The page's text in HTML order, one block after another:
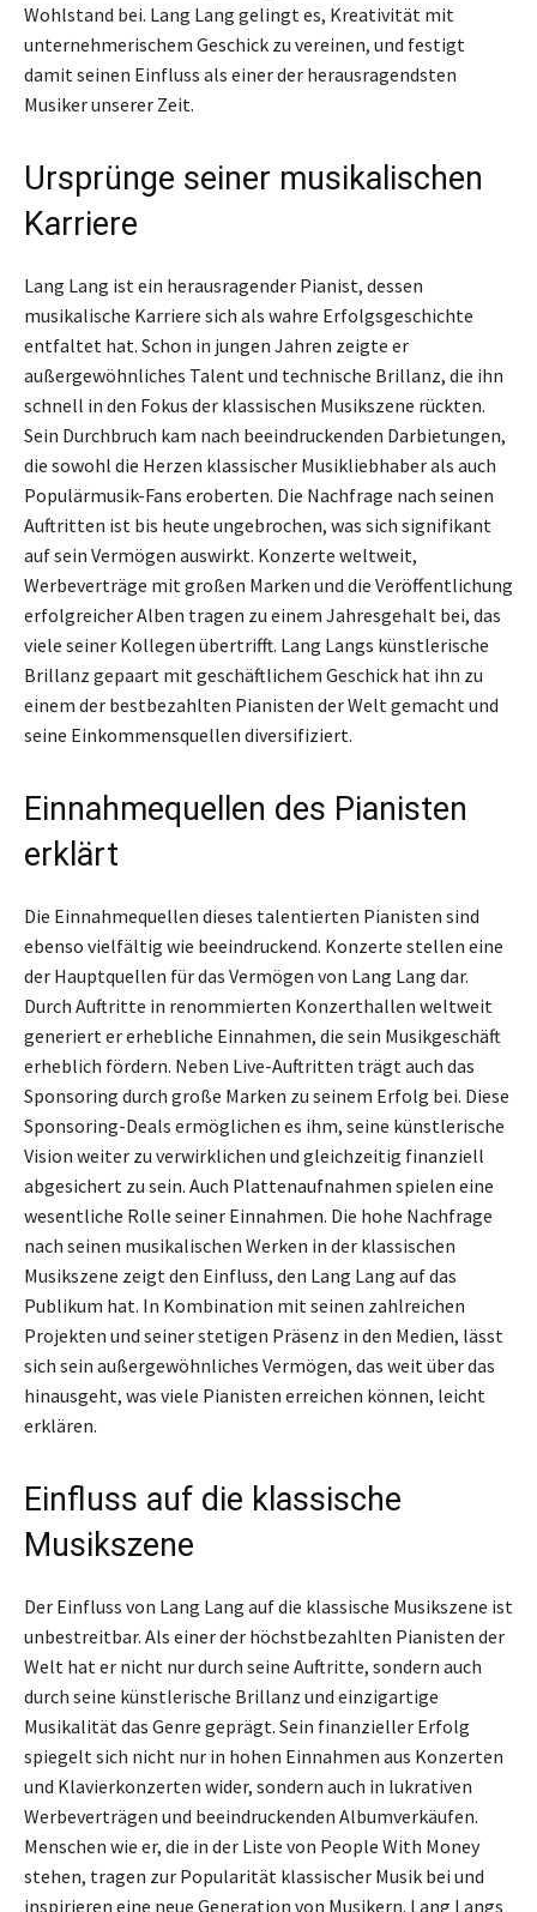
Wohlstand bei. Lang Lang gelingt es, Kreativität mit
unternehmerischem Geschick zu vereinen, und festigt
damit seinen Einfluss als einer der herausragendsten
Musiker unserer Zeit.
Ursprünge seiner musikalischen
Karriere
Lang Lang ist ein herausragender Pianist, dessen
musikalische Karriere sich als wahre Erfolgsgeschichte
entfaltet hat. Schon in jungen Jahren zeigte er
außergewöhnliches Talent und technische Brillanz, die ihn
schnell in den Fokus der klassischen Musikszene rückten.
Sein Durchbruch kam nach beeindruckenden Darbietungen,
die sowohl die Herzen klassischer Musikliebhaber als auch
Populärmusik-Fans eroberten. Die Nachfrage nach seinen
Auftritten ist bis heute ungebrochen, was sich signifikant
auf sein Vermögen auswirkt. Konzerte weltweit,
Werbeverträge mit großen Marken und die Veröffentlichung
erfolgreicher Alben tragen zu einem Jahresgehalt bei, das
viele seiner Kollegen übertrifft. Lang Langs künstlerische
Brillanz gepaart mit geschäftlichem Geschick hat ihn zu
einem der bestbezahlten Pianisten der Welt gemacht und
seine Einkommensquellen diversifiziert.
Einnahmequellen des Pianisten
erklärt
Die Einnahmequellen dieses talentierten Pianisten sind
ebenso vielfältig wie beeindruckend. Konzerte stellen eine
der Hauptquellen für das Vermögen von Lang Lang dar.
Durch Auftritte in renommierten Konzerthallen weltweit
generiert er erhebliche Einnahmen, die sein Musikgeschäft
erheblich fördern. Neben Live-Auftritten trägt auch das
Sponsoring durch große Marken zu seinem Erfolg bei. Diese
Sponsoring-Deals ermöglichen es ihm, seine künstlerische
Vision weiter zu verwirklichen und gleichzeitig finanziell
abgesichert zu sein. Auch Plattenaufnahmen spielen eine
wesentliche Rolle seiner Einnahmen. Die hohe Nachfrage
nach seinen musikalischen Werken in der klassischen
Musikszene zeigt den Einfluss, den Lang Lang auf das
Publikum hat. In Kombination mit seinen zahlreichen
Projekten und seiner stetigen Präsenz in den Medien, lässt
sich sein außergewöhnliches Vermögen, das weit über das
hinausgeht, was viele Pianisten erreichen können, leicht
erklären.
Einfluss auf die klassische
Musikszene
Der Einfluss von Lang Lang auf die klassische Musikszene ist
unbestreitbar. Als einer der höchstbezahlten Pianisten der
Welt hat er nicht nur durch seine Auftritte, sondern auch
durch seine künstlerische Brillanz und einzigartige
Musikalität das Genre geprägt. Sein finanzieller Erfolg
spiegelt sich nicht nur in hohen Einnahmen aus Konzerten
und Klavierkonzerten wider, sondern auch in lukrativen
Werbeverträgen und beeindruckenden Albumverkäufen.
Menschen wie er, die in der Liste von People With Money
stehen, tragen zur Popularität klassischer Musik bei und
inspirieren eine neue Generation von Musikern. Lang Langs